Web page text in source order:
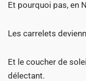
Et pourquoi pas, en
Les carrelets
Et le coucher de
délectant.